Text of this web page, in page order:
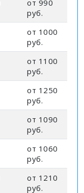
от 990
руб.
от 1000
руб.
от 1100
руб.
от 1250
руб.
от 1090
руб.
от 1060
руб.
от 1210
руб.